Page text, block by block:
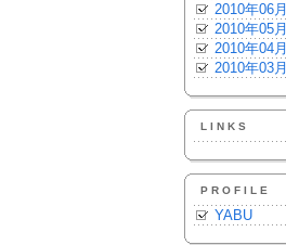
2010年06月
2010年05月
2010年04月
2010年03月
LINKS
PROFILE
YABU